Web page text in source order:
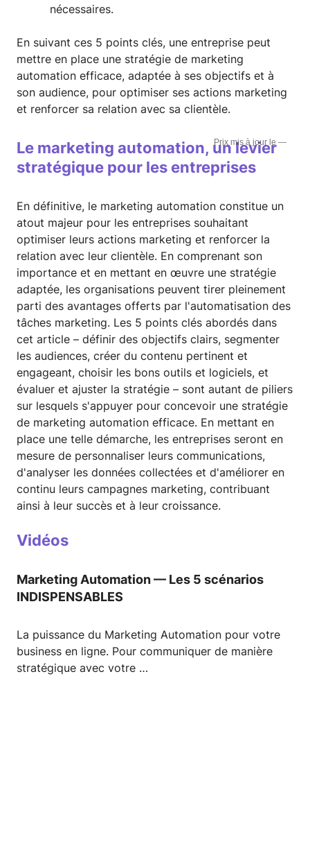
nécessaires.
En suivant ces 5 points clés, une entreprise peut
mettre en place une stratégie de marketing
automation efficace, adaptée à ses objectifs et à
son audience, pour optimiser ses actions marketing
et renforcer sa relation avec sa clientèle.
—
Le marketing automation, un levier
stratégique pour les entreprises
En définitive, le marketing automation constitue un
atout majeur pour les entreprises souhaitant
optimiser leurs actions marketing et renforcer la
relation avec leur clientèle. En comprenant son
importance et en mettant en œuvre une stratégie
adaptée, les organisations peuvent tirer pleinement
parti des avantages offerts par l'automatisation des
tâches marketing. Les 5 points clés abordés dans
cet article – définir des objectifs clairs, segmenter
les audiences, créer du contenu pertinent et
engageant, choisir les bons outils et logiciels, et
évaluer et ajuster la stratégie – sont autant de piliers
sur lesquels s'appuyer pour concevoir une stratégie
de marketing automation efficace. En mettant en
place une telle démarche, les entreprises seront en
mesure de personnaliser leurs communications,
d'analyser les données collectées et d'améliorer en
continu leurs campagnes marketing, contribuant
ainsi à leur succès et à leur croissance.
Vidéos
Marketing Automation — Les 5 scénarios
INDISPENSABLES
La puissance du Marketing Automation pour votre
business en ligne. Pour communiquer de manière
stratégique avec votre …